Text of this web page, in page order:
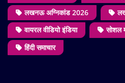
लखनऊ अग्निकांड 2026
वायरल वीडियो इंडिया
सोशल
हिंदी समाचार